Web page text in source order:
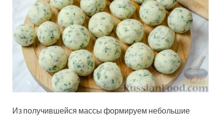
Из получившейся массы формируем небольшие